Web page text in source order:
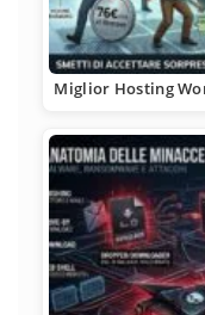
Miglior Hosting